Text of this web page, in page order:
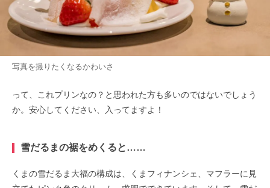
写真を撮りたくなるかわいさ
って、これプリンなの？と思われた方も多いのではないでしょう
か。安心してください、入ってますよ！
雪だるまの裾をめくると……
くまの雪だるま大福の構成は、くまフィナンシェ、マフラーに見